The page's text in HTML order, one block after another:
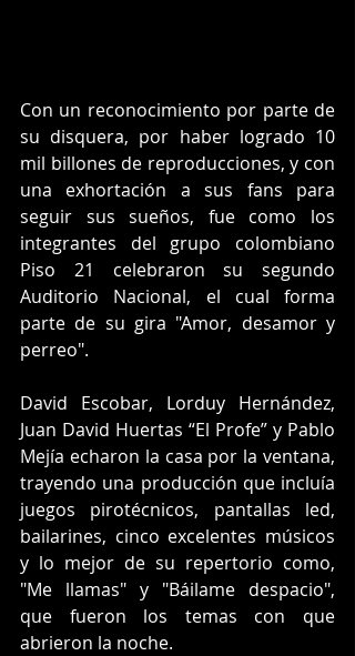
Con un reconocimiento por parte de
su disquera, por haber logrado 10
mil billones de reproducciones, y con
una exhortación a sus fans para
seguir sus sueños, fue como los
integrantes del grupo colombiano
Piso 21 celebraron su segundo
Auditorio Nacional, el cual forma
parte de su gira "Amor, desamor y
perreo".
David Escobar, Lorduy Hernández,
Juan David Huertas “El Profe” y Pablo
Mejía echaron la casa por la ventana,
trayendo una producción que incluía
juegos pirotécnicos, pantallas led,
bailarines, cinco excelentes músicos
y lo mejor de su repertorio como,
"Me llamas" y "Báilame despacio",
que fueron los temas con que
abrieron la noche.